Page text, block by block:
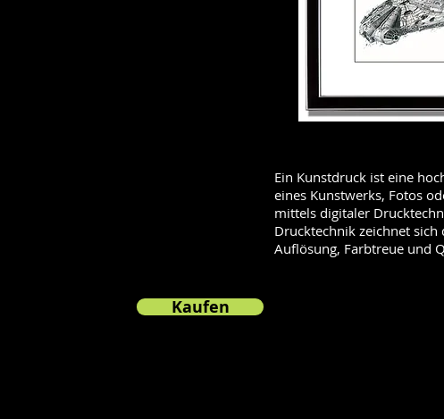
Kaufen
Ein Kunstdruck ist eine
eines Kunstwerks, Fotos
mittels digitaler
Drucktechnik zeichnet
Auflösung, Farbtreue und